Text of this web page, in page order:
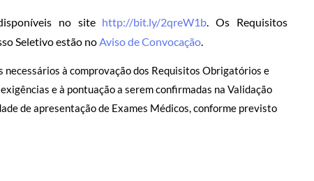
no site http://bit.ly/2qreW1b . Os Requisitos
Seletivo estão no Aviso de Convocação
à comprovação dos Requisitos Obrigatórios e
e à pontuação a serem confirmadas na Validação
de apresentação de Exames Médicos, conforme previsto